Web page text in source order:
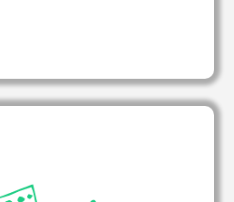
Identification des écarts